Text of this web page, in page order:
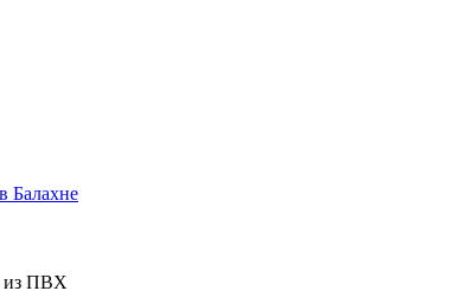
Балахне
из ПВХ